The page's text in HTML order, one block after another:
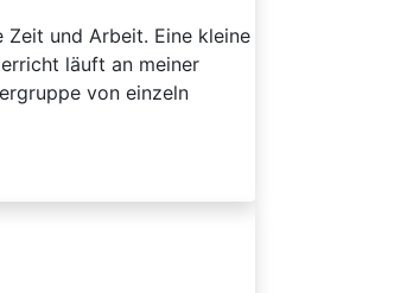
und Arbeit. Eine kleine
läuft an meiner
von einzeln